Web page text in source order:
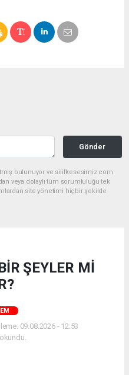
Gönder
bulunuyor ve silifkesesimiz.com
veya dolaylı tüm sorumluluğu tek
site yönetimi hiçbir şekilde
ŞEYLER Mİ
09.08.2026 - 12:53